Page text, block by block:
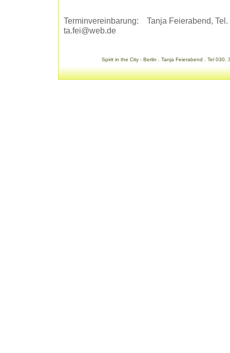
Terminvereinbarung: Tanja Feierabend, Tel.
ta.fei@web.de
Spirit in the City - Berlin . Tanja Feierabend . Tel 030.